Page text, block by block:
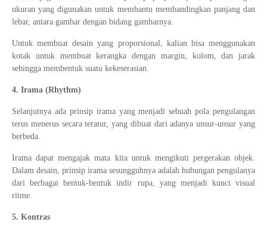
ukuran yang digunakan untuk membantu membandingkan panjang dan
lebar, antara gambar dengan bidang gambarnya.
Untuk membuat desain yang proporsional, kalian bisa menggunakan
kotak untuk membuat kerangka dengan margin, kolom, dan jarak
sehingga membentuk suatu kekeserasian.
4. Irama (Rhythm)
Selanjutnya ada prinsip irama yang menjadi sebuah pola pengulangan
terus menerus secara teratur, yang dibuat dari adanya unsur-unsur yang
berbeda.
Irama dapat mengajak mata kita untuk mengikuti pergerakan objek.
Dalam desain, prinsip irama sesungguhnya adalah hubungan pengulanya
dari berbagai bentuk-bentuk indir rupa, yang menjadi kunci visual
ritme.
5. Kontras